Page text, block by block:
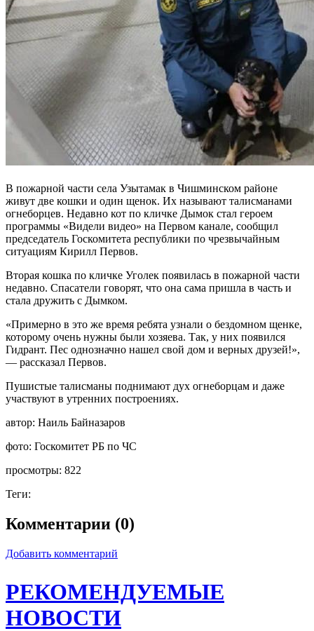
В пожарной части села Узытамак в Чишминском районе
живут две кошки и один щенок. Их называют талисманами
огнеборцев. Недавно кот по кличке Дымок стал героем
программы «Видели видео» на Первом канале, сообщил
председатель Госкомитета республики по чрезвычайным
ситуациям Кирилл Первов.
Вторая кошка по кличке Уголек появилась в пожарной части
недавно. Спасатели говорят, что она сама пришла в часть и
стала дружить с Дымком.
«Примерно в это же время ребята узнали о бездомном щенке,
которому очень нужны были хозяева. Так, у них появился
Гидрант. Пес однозначно нашел свой дом и верных друзей!»,
— рассказал Первов.
Пушистые талисманы поднимают дух огнеборцам и даже
участвуют в утренних построениях.
автор: Наиль Байназаров
фото: Госкомитет РБ по ЧС
просмотры: 822
Теги:
Комментарии (0)
Добавить комментарий
РЕКОМЕНДУЕМЫЕ
НОВОСТИ